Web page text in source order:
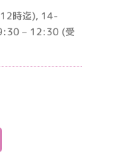
時迄), 14-
– 12:30 (受